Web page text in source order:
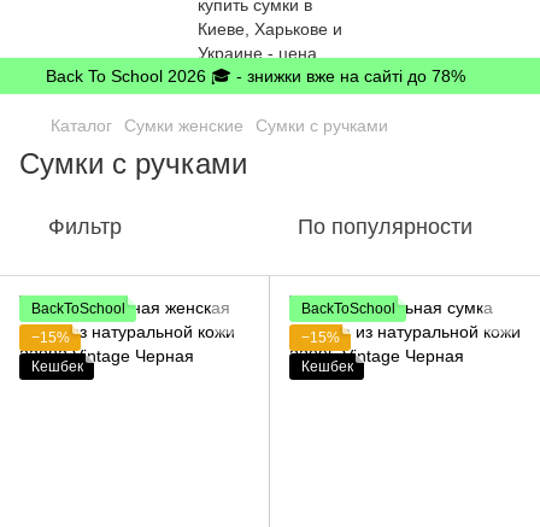
Back To School 2026 🎓 - знижки вже на сайті до 78%
Каталог Сумки женские Сумки с ручками
Сумки с ручками
Фильтр По популярности
BackToSchool
−15%
Кешбек
BackToSchool
−15%
Кешбек